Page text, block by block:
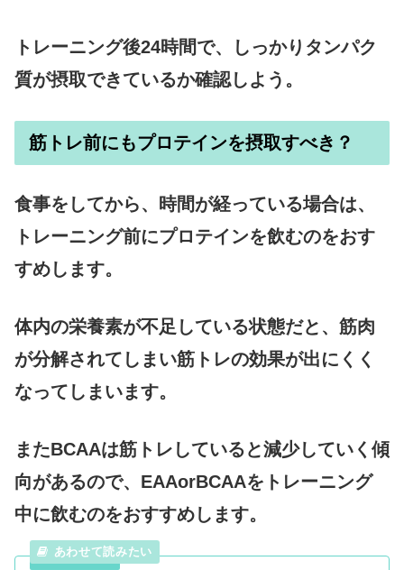
トレーニング後24時間で、しっかりタンパク
質が摂取できているか確認しよう。
筋トレ前にもプロテインを摂取すべき？
食事をしてから、時間が経っている場合は、
トレーニング前にプロテインを飲むのをおす
すめします。
体内の栄養素が不足している状態だと、筋肉
が分解されてしまい筋トレの効果が出にくく
なってしまいます。
またBCAAは筋トレしていると減少していく傾
向があるので、EAAorBCAAをトレーニング
中に飲むのをおすすめします。